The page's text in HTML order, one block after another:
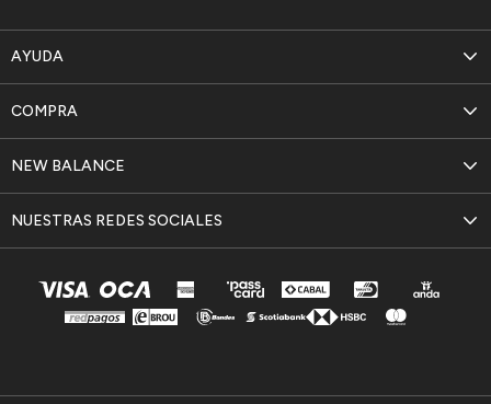
AYUDA
NEW BALANCE
COMPRA
NUESTRAS REDES SOCIALES